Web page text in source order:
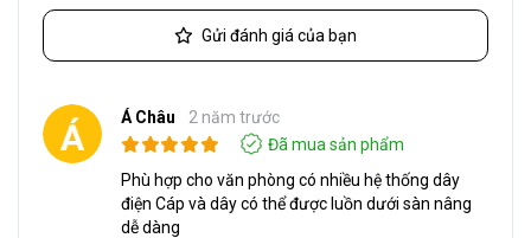
Gửi đánh giá của bạn
Á Châu
2 năm trước
Đã mua sản phẩm
Phù hợp cho văn phòng có nhiều hệ thống dây
điện Cáp và dây có thể được luồn dưới sàn nâng
dễ dàng